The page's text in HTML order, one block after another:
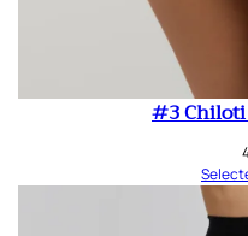
#3